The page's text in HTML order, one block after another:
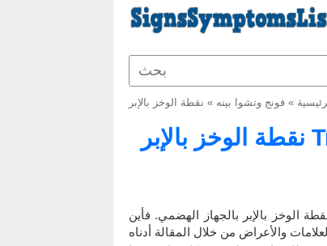
»فونج وتشوا بينه »
نقطة الوخز بالإبر Trung Quan: الموقع ، والتأثيرات في
الوخز بالإبر بالجهاز الهضمي. فأين